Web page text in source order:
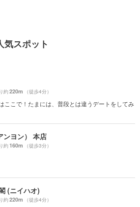
気スポット
約220m （徒歩4分）
ここで！たまには、普段とは違うデートをしてみ
ンヨン） 本店
約160m （徒歩3分）
(ニイハオ)
約220m （徒歩4分）